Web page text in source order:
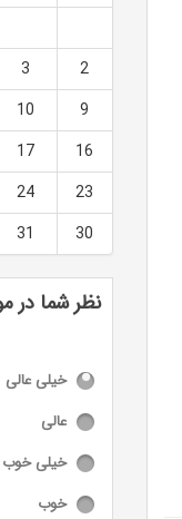
2
3
9
10
16
17
23
24
30
31
نظر شما در
خیلی عالی
عالی
خیلی خوب
خوب